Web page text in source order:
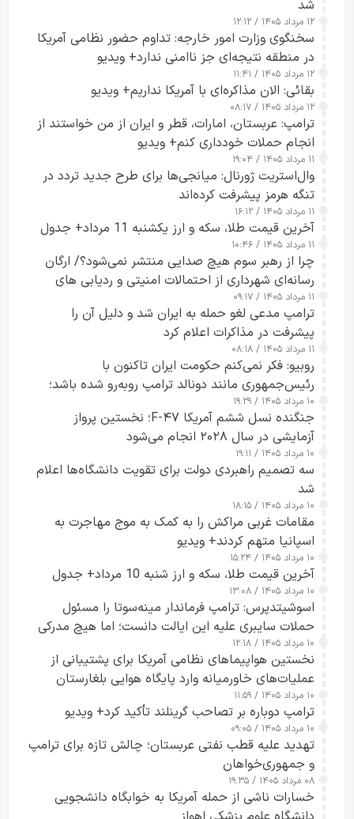
شد
۱۲ مرداد ۱۴۰۵ / ۱۲:۱۲
سخنگوی وزارت امور خارجه: تداوم حضور نظامی آمریکا
در منطقه نتیجه‌ای جز ناامنی ندارد+ ویدیو
۱۲ مرداد ۱۴۰۵ / ۱۱:۴۱
بقائی: الان مذاکره‌ای با آمریکا نداریم+ ویدیو
۱۲ مرداد ۱۴۰۵ / ۰۸:۱۷
ترامپ: عربستان، امارات، قطر و ایران از من خواستند از
انجام حملات خودداری کنم+ ویدیو
۱۱ مرداد ۱۴۰۵ / ۱۹:۰۴
وال‌استریت ژورنال: میانجی‌ها برای طرح جدید تردد در
تنگه هرمز پیشرفت کرده‌اند
۱۱ مرداد ۱۴۰۵ / ۱۶:۱۲
آخرین قیمت طلا، سکه و ارز یکشنبه 11 مرداد+ جدول
۱۱ مرداد ۱۴۰۵ / ۱۰:۴۶
چرا از رهبر سوم هیچ صدایی منتشر نمی‌شود؟/ ارگان
رسانه‌ای شهرداری از احتمالات امنیتی و ردیابی های
جاسوسی گفت
۱۱ مرداد ۱۴۰۵ / ۰۹:۱۷
ترامپ مدعی لغو حمله به ایران شد و دلیل آن را
پیشرفت در مذاکرات اعلام کرد
۱۱ مرداد ۱۴۰۵ / ۰۸:۱۸
روبیو: فکر نمی‌کنم حکومت ایران تاکنون با
رئیس‌جمهوری مانند دونالد ترامپ روبه‌رو شده باشد؛
کسی که واقعاً دست به اقدام می‌زند
۱۰ مرداد ۱۴۰۵ / ۱۹:۲۹
جنگنده نسل ششم آمریکا F-۴۷؛ نخستین پرواز
آزمایشی در سال ۲۰۲۸ انجام می‌شود
۱۰ مرداد ۱۴۰۵ / ۱۹:۱۱
سه تصمیم راهبردی دولت برای تقویت دانشگاه‌ها اعلام
شد
۱۰ مرداد ۱۴۰۵ / ۱۸:۱۵
مقامات غربی مراکش را به کمک به موج مهاجرت به
اسپانیا متهم کردند+ ویدیو
۱۰ مرداد ۱۴۰۵ / ۱۵:۲۴
آخرین قیمت طلا، سکه و ارز شنبه 10 مرداد+ جدول
۱۰ مرداد ۱۴۰۵ / ۱۳:۰۸
اسوشیتدپرس: ترامپ فرماندار مینه‌سوتا را مسئول
حملات سایبری علیه این ایالت دانست؛ اما هیچ مدرکی
ارائه نکرد
۱۰ مرداد ۱۴۰۵ / ۱۲:۱۸
نخستین هواپیماهای نظامی آمریکا برای پشتیبانی از
عملیات‌های خاورمیانه وارد پایگاه هوایی بلغارستان
شدند
۱۰ مرداد ۱۴۰۵ / ۱۱:۵۹
ترامپ دوباره بر تصاحب گرینلند تأکید کرد+ ویدیو
۱۰ مرداد ۱۴۰۵ / ۰۹:۰۵
تهدید علیه قطب نفتی عربستان؛ چالش تازه برای ترامپ
و جمهوری‌خواهان
۰۸ مرداد ۱۴۰۵ / ۱۹:۳۵
خسارات ناشی از حمله آمریکا به خوابگاه دانشجویی